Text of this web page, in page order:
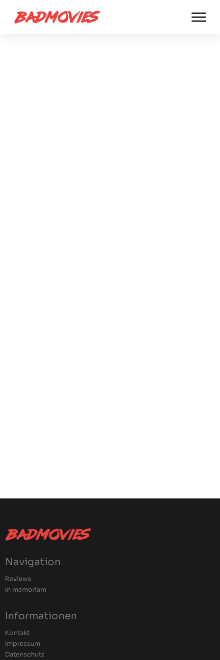
Navigation
Reviews
In memoriam
Informationen
Kontakt
Impressum
Datenschutz